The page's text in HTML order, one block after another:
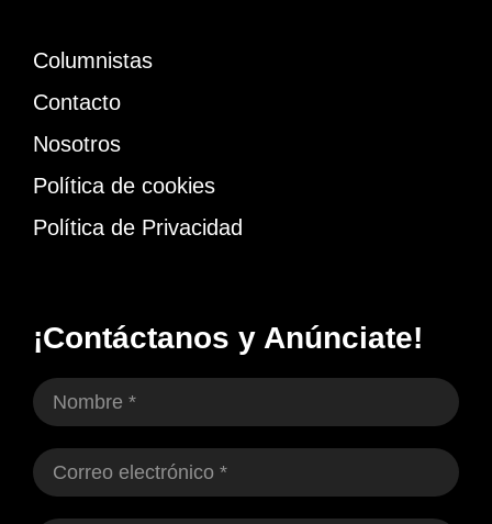
Columnistas
Contacto
Nosotros
Política de cookies
Política de Privacidad
¡Contáctanos y Anúnciate!